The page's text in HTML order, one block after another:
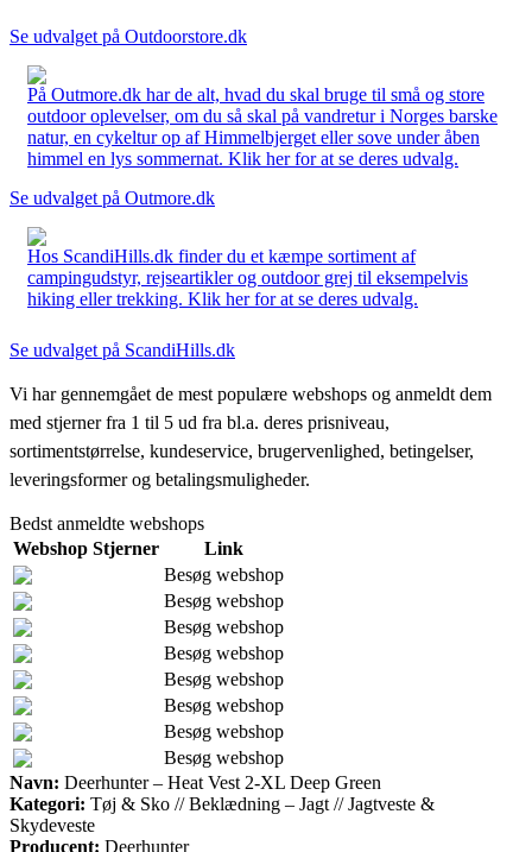
Se udvalget på Outdoorstore.dk
På Outmore.dk har de alt, hvad du skal bruge til små og store
outdoor oplevelser, om du så skal på vandretur i Norges barske
natur, en cykeltur op af Himmelbjerget eller sove under åben
himmel en lys sommernat. Klik her for at se deres udvalg.
Se udvalget på Outmore.dk
Hos ScandiHills.dk finder du et kæmpe sortiment af
campingudstyr, rejseartikler og outdoor grej til eksempelvis
hiking eller trekking. Klik her for at se deres udvalg.
Se udvalget på ScandiHills.dk
Vi har gennemgået de mest populære webshops og anmeldt dem
med stjerner fra 1 til 5 ud fra bl.a. deres prisniveau,
sortimentstørrelse, kundeservice, brugervenlighed, betingelser,
leveringsformer og betalingsmuligheder.
Bedst anmeldte webshops
Webshop Stjerner
Link
Besøg webshop
Besøg webshop
Besøg webshop
Besøg webshop
Besøg webshop
Besøg webshop
Besøg webshop
Besøg webshop
Navn: Deerhunter – Heat Vest 2-XL Deep Green
Kategori: Tøj & Sko // Beklædning – Jagt // Jagtveste &
Skydeveste
Producent: Deerhunter